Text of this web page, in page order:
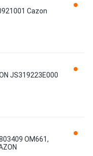
Cazon
JS319223E000
OM661,